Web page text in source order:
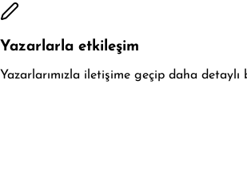
Yazarlarla etkileşim
Yazarlarımızla iletişime geçip daha detaylı